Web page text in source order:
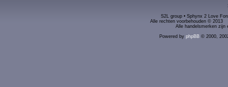
S2L group • Sphynx 2 Love
Alle rechten voorbehouden ©
Alle handelsmerken zijn
Powered by phpBB© 2000,